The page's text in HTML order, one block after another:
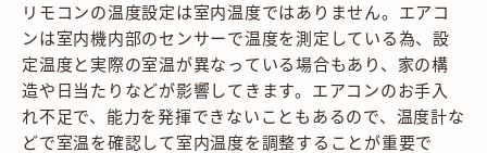
リモコンの温度設定は室内温度ではありません。エアコ
ンは室内機内部のセンサーで温度を測定している為、設
定温度と実際の室温が異なっている場合もあり、家の構
造や日当たりなどが影響してきます。エアコンのお手入
れ不足で、能力を発揮できないこともあるので、温度計な
どで室温を確認して室内温度を調整することが重要で